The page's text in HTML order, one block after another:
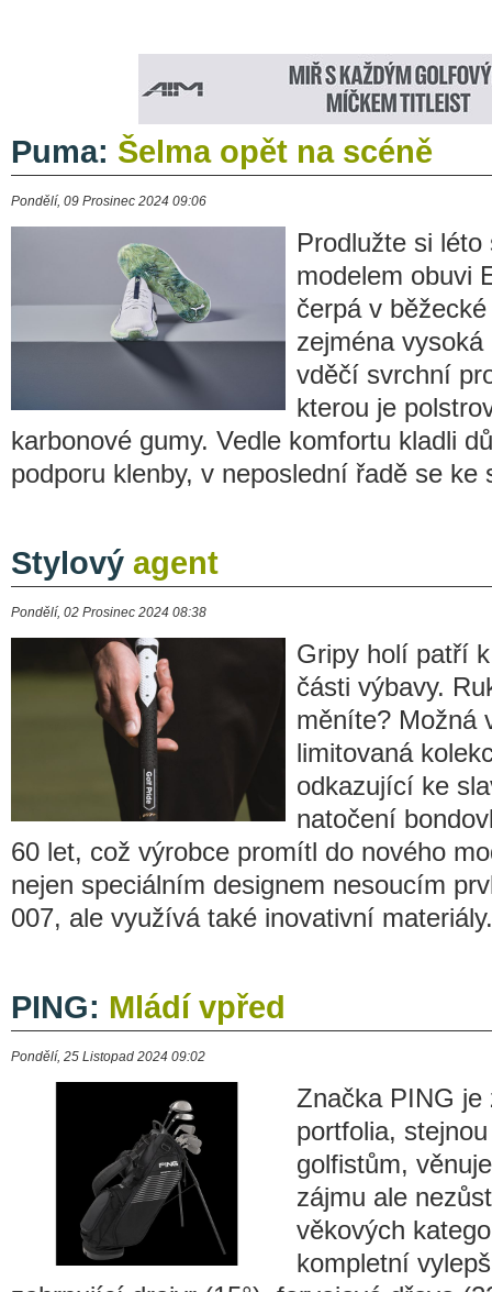
Puma: Šelma opět na scéně
Pondělí, 09 Prosinec 2024 09:06
Prodlužte si
modelem obuvi
čerpá v
zejména
vděčí svrchní
kterou je
karbonové gumy. Vedle komfortu kladli
podporu klenby, v neposlední řadě se ke
Stylový agent
Pondělí, 02 Prosinec 2024 08:38
Gripy holí patří
části výbavy.
měníte? Možná
limitovaná
odkazující ke
natočení
60 let, což výrobce promítl do nového
nejen speciálním designem nesoucím
007, ale využívá také inovativní materiály.
PING: Mládí vpřed
Pondělí, 25 Listopad 2024 09:02
Značka PING
portfolia,
golfistům,
zájmu ale
věkových
kompletní